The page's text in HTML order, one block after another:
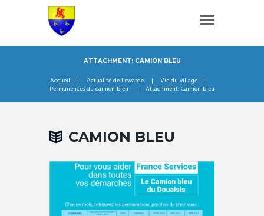
ATTACHMENT: CAMION BLEU
Accueil Actualité de Lewarde
Vie du village
Permanences du camion bleu
Attachment: Camion bleu
CAMION BLEU